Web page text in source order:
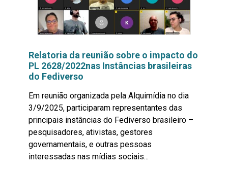
Relatoria da reunião sobre o impacto do
PL 2628/2022nas Instâncias brasileiras
do Fediverso
Em reunião organizada pela Alquimídia no dia
3/9/2025, participaram representantes das
principais instâncias do Fediverso brasileiro –
pesquisadores, ativistas, gestores
governamentais, e outras pessoas
interessadas nas mídias sociais...